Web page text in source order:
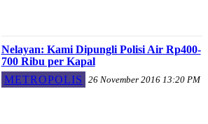
Nelayan: Kami Dipungli Polisi Air Rp400-
700 Ribu per Kapal
METROPOLIS
26 November 2016 13:20 PM